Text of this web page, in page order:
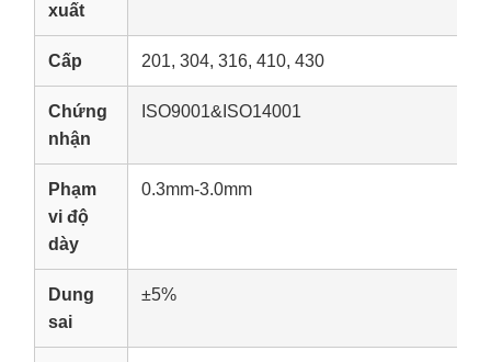
xuất
Cấp 201, 304, 316, 410, 430
Chứng
nhận
ISO9001&ISO14001
Phạm
vi độ
dày
0.3mm-3.0mm
Dung
sai
±5%